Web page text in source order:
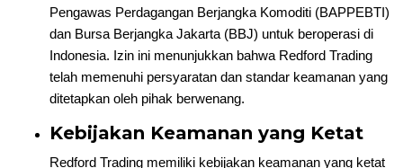
Pengawas Perdagangan Berjangka Komoditi (BAPPEBTI)
dan Bursa Berjangka Jakarta (BBJ) untuk beroperasi di
Indonesia. Izin ini menunjukkan bahwa Redford Trading
telah memenuhi persyaratan dan standar keamanan yang
ditetapkan oleh pihak berwenang.
Kebijakan Keamanan yang Ketat
Redford Trading memiliki kebijakan keamanan yang ketat